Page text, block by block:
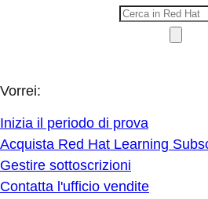
Vorrei:
Inizia il periodo di prova
Acquista Red Hat Learning
Gestire sottoscrizioni
Contatta l'ufficio vendite